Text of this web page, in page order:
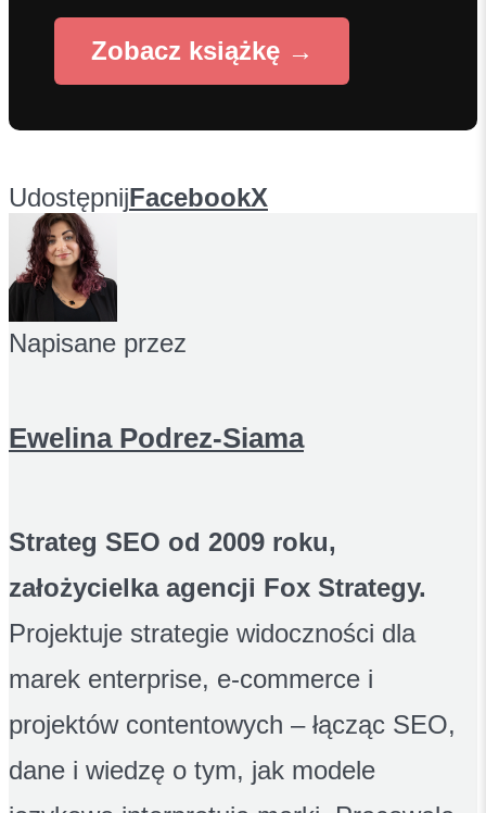
Zobacz książkę →
UdostępnijFacebookX
Napisane przez
Ewelina Podrez-Siama
Strateg SEO od 2009 roku,
założycielka agencji Fox Strategy.
Projektuje strategie widoczności dla
marek enterprise, e-commerce i
projektów contentowych – łącząc SEO,
dane i wiedzę o tym, jak modele